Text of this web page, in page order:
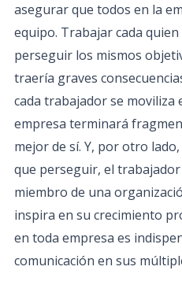
asegurar que todos en la
equipo. Trabajar cada
perseguir los mismos
traería graves
cada trabajador se
empresa terminará
mejor de sí. Y, por otro
que perseguir, el
miembro de una
inspira en su crecimiento
en toda empresa es
comunicación en sus